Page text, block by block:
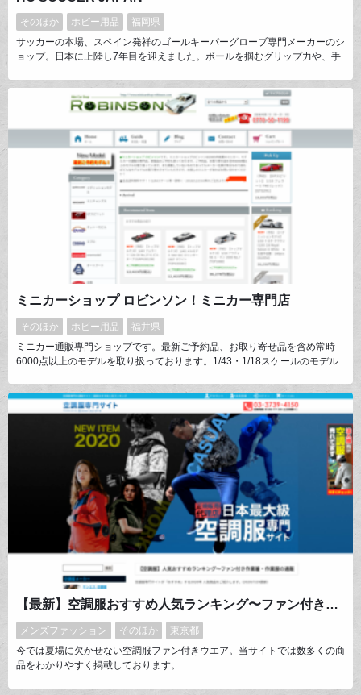
そのほか ホビー用品
福岡県
サッカーの本場、スペイン発祥のゴールキーパーグローブ専門メーカーのシ
ョップ。日本に上陸し7年目を迎えました。ボールを掴むグリップ力や、手
日本においてもシェア率を伸ばしています。高校生の全国大会である夏のイ
ンターハイや冬の選手権でも10校前後の学校に使用頂き、2018年の選手権
では使用率ナンバーワン。Ｊリーガーも複数名愛用中です。
ミニカーショップ ロビンソン！ミニカー専門店
そのほか ホビー用品
福井県
ミニカー通販専門ショップです。最新ご予約品、お取り寄せ品を含め常時
6000点以上のモデルを取り扱っております。1/43・1/18スケールのモデル
【最新】空調服おすすめ人気ランキング〜ファン付き作業着の通販は空調服専門サイトへ
メンズファッション そのほか
東京都
今では夏場に欠かせない空調服ファン付きウエア。当サイトでは数多くの商
品をわかりやすく掲載しております。